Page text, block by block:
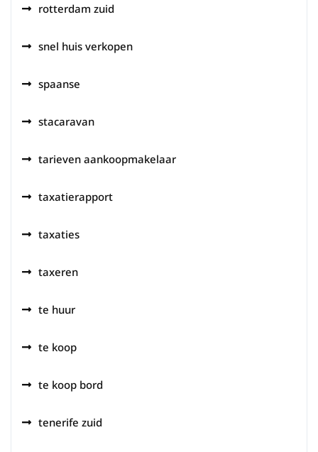
rotterdam zuid
snel huis verkopen
spaanse
stacaravan
tarieven aankoopmakelaar
taxatierapport
taxaties
taxeren
te huur
te koop
te koop bord
tenerife zuid